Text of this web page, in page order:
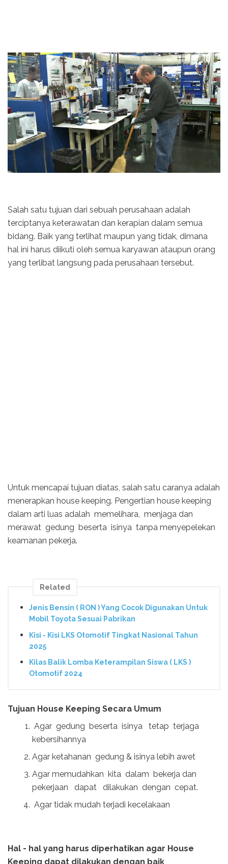
Salah satu tujuan dari sebuah perusahaan adalah
terciptanya keterawatan dan kerapian dalam semua
bidang. Baik yang terlihat maupun yang tidak, dimana
hal ini harus diikuti oleh semua karyawan ataupun orang
yang terlibat langsung pada perusahaan tersebut.
Untuk mencapai tujuan diatas, salah satu caranya adalah
menerapkan house keeping. Pengertian house keeping
dalam arti luas adalah memelihara, menjaga dan
merawat gedung beserta isinya tanpa menyepelekan
keamanan pekerja.
Related
Jenis Bensin ( RON ) Yang Cocok Digunakan Untuk
Mobil Toyota Sesuai Pabrikan
Kisi - Kisi LKS Otomotif Tingkat Nasional Tahun
2025
Kilas Balik Lomba Keterampilan Siswa ( LKS )
Otomotif 2024
Tujuan House Keeping Secara Umum
Agar gedung beserta isinya tetap terjaga
kebersihannya
Agar ketahanan gedung & isinya lebih awet
Agar memudahkan kita dalam bekerja dan
pekerjaan dapat dilakukan dengan cepat.
Agar tidak mudah terjadi kecelakaan
Hal - hal yang harus diperhatikan agar House
Keeping dapat dilakukan dengan baik